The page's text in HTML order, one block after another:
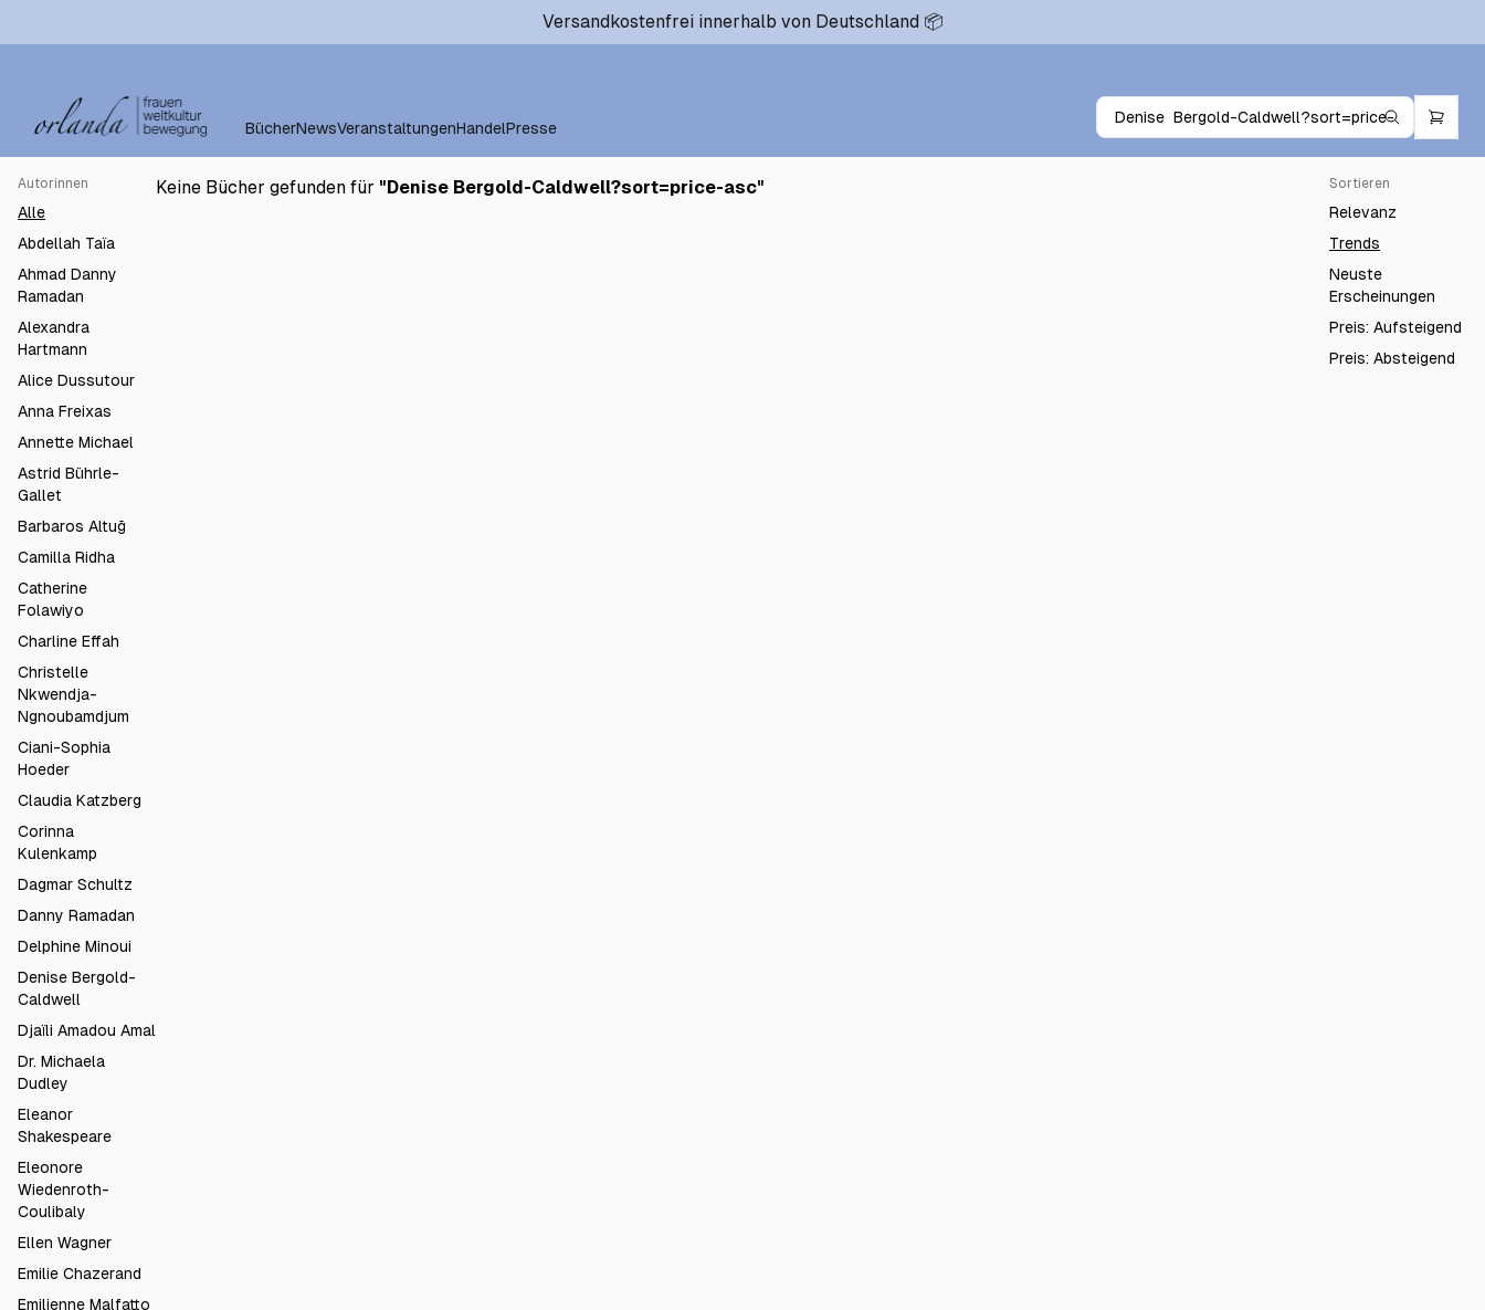
Versandkostenfrei innerhalb von Deutschland 📦
BücherNewsVeranstaltungenHandelPresse
Autorinnen
Alle
Abdellah Taïa
Ahmad Danny
Ramadan
Alexandra
Hartmann
Alice Dussutour
Anna Freixas
Annette Michael
Astrid Bührle-
Gallet
Barbaros Altuğ
Camilla Ridha
Catherine
Folawiyo
Charline Effah
Christelle
Nkwendja-
Ngnoubamdjum
Ciani-Sophia
Hoeder
Claudia Katzberg
Corinna
Kulenkamp
Dagmar Schultz
Danny Ramadan
Delphine Minoui
Denise Bergold-
Caldwell
Djaïli Amadou Amal
Dr. Michaela
Dudley
Eleanor
Shakespeare
Eleonore
Wiedenroth-
Coulibaly
Ellen Wagner
Emilie Chazerand
Emilienne Malfatto
Keine Bücher gefunden für "Denise Bergold-Caldwell?sort=price-asc" Sortieren
Relevanz
Trends
Neuste
Erscheinungen
Preis: Aufsteigend
Preis: Absteigend